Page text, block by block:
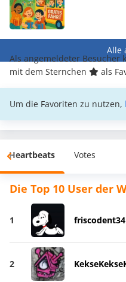
Alle
Als angemeldeter Besucher
mit dem Sternchen
als
Um die Favoriten zu nutzen,
Heartbeats Votes
Die Top 10 User der
1 friscodent34
2